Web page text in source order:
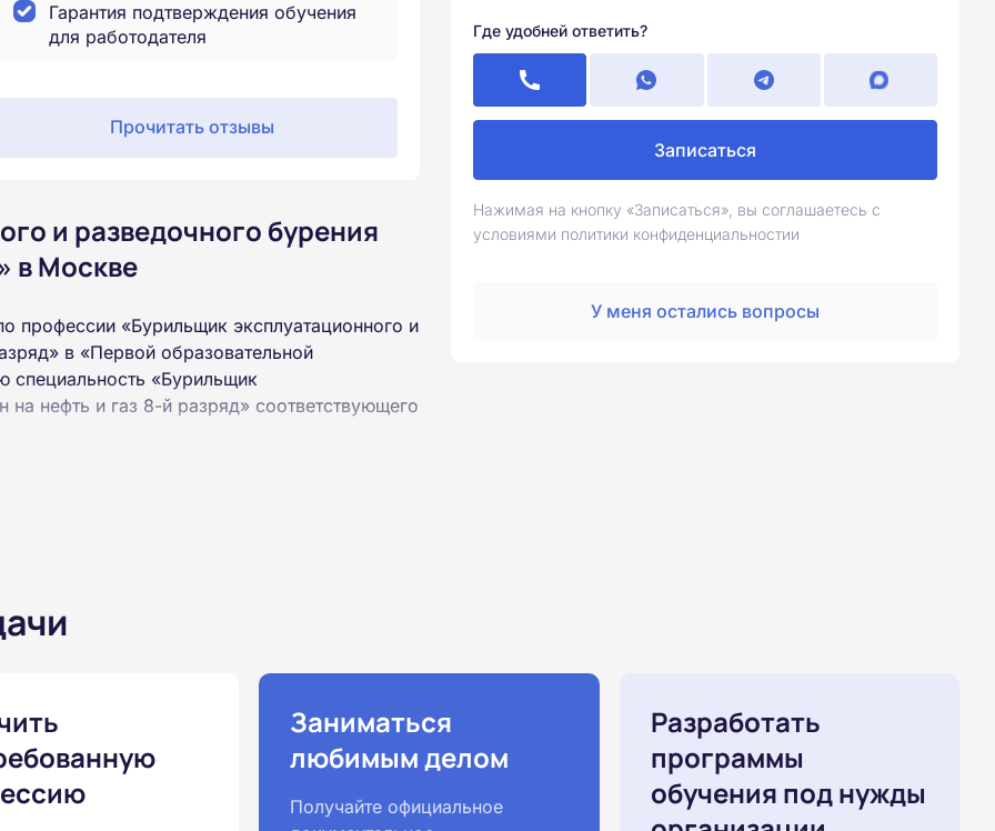
Гарантия подтверждения обучения
для работодателя
Прочитать отзывы
и разведочного бурения
в Москве
профессии «Бурильщик эксплуатационного и
в «Первой образовательной
специальность «Бурильщик
на нефть и газ 8-й разряд» соответствующего
базе неполного и полного среднего
профессии высылаются в ваш адрес
на электронную почту в день
подтверждены
Где удобней ответить?
Записаться
Нажимая на кнопку «Записаться», вы соглашаетесь с
условиями политики конфиденциальностии
У меня остались вопросы
Заниматься
любимым делом
Получайте официальное
Разработать
программы
обучения под нужды